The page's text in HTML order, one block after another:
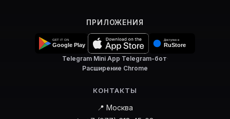
ПРИЛОЖЕНИЯ
Telegram Mini App·Telegram-бот·
Расширение Chrome
КОНТАКТЫ
📍 Москва